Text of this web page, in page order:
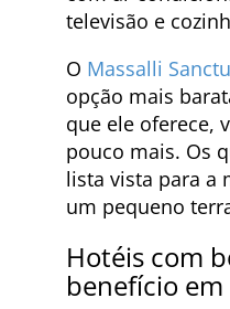
televisão e
O Massalli
opção mais
que ele oferece,
pouco mais. Os
lista vista para a
um pequeno
Hotéis com
benefício em